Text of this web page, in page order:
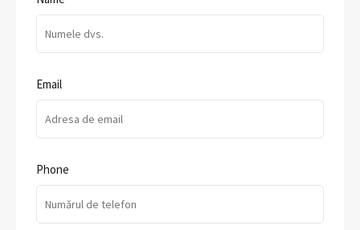
Email
Phone